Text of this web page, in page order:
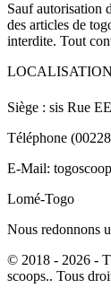
Sauf autorisation
des articles de
interdite. Tout
LOCALISATION
Siège : sis Rue
Téléphone
E-Mail:
Lomé-Togo
Nous redonnons
© 2018 - 2026 -
scoops.. Tous